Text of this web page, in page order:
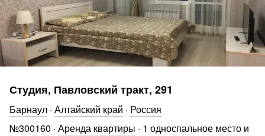
Студия, Павловский тракт, 291
Барнаул · Алтайский край · Россия
№300160 · Аренда квартиры · 1 односпальное место и